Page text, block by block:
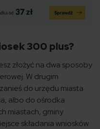
300 plus?
złożyć na dwa sposoby
W drugim
do urzędu miasta
albo do ośrodka
miastach, gminy
składania wniosków